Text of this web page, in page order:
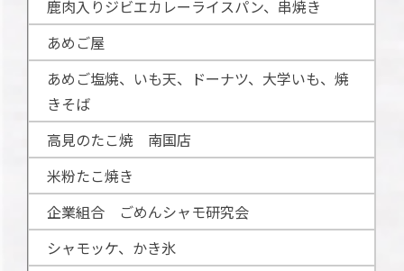
鹿肉入りジビエカレーライスパン、串焼き
あめご屋
あめご塩焼、いも天、ドーナツ、大学いも、焼
きそば
高見のたこ焼 南国店
米粉たこ焼き
企業組合 ごめんシャモ研究会
シャモッケ、かき氷